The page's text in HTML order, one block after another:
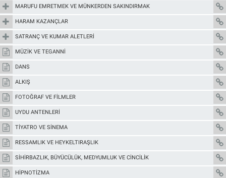
MARUFU EMRETMEK VE MÜNKERDEN SAKINDIRMAK
HARAM KAZANÇLAR
SATRANÇ VE KUMAR ALETLERİ
MÜZİK VE TEGANNİ
DANS
ALKIŞ
FOTOĞRAF VE FİLMLER
UYDU ANTENLERİ
TİYATRO VE SİNEMA
RESSAMLIK VE HEYKELTIRAŞLIK
SİHİRBAZLIK, BÜYÜCÜLÜK, MEDYUMLUK VE CİNCİLİK
HİPNOTİZMA